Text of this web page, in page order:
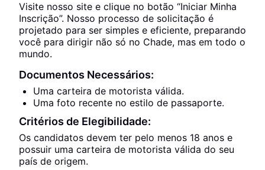
Visite nosso site e clique no botão “Iniciar Minha
Inscrição”. Nosso processo de solicitação é
projetado para ser simples e eficiente, preparando
você para dirigir não só no Chade, mas em todo o
mundo.
Documentos Necessários:
Uma carteira de motorista válida.
Uma foto recente no estilo de passaporte.
Critérios de Elegibilidade:
Os candidatos devem ter pelo menos 18 anos e
possuir uma carteira de motorista válida do seu
país de origem.